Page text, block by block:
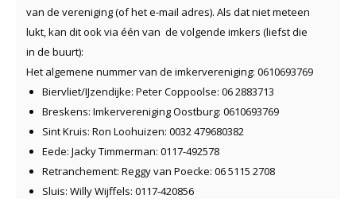
van de vereniging (of het e-mail adres). Als dat niet meteen
lukt, kan dit ook via één van de volgende imkers (liefst die
in de buurt):
Het algemene nummer van de imkervereniging: 0610693769
Biervliet/IJzendijke: Peter Coppoolse: 06 2883713
Breskens: Imkervereniging Oostburg: 0610693769
Sint Kruis: Ron Loohuizen: 0032 479680382
Eede: Jacky Timmerman: 0117-492578
Retranchement: Reggy van Poecke: 06 5115 2708
Sluis: Willy Wijffels: 0117-420856